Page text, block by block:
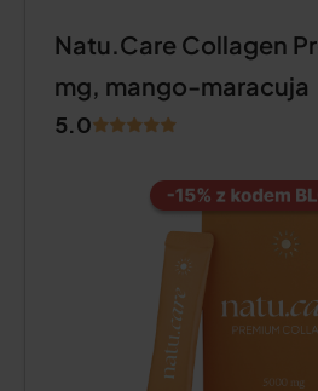
Natu.Care Collagen
mg, mango-maracuja
5.0